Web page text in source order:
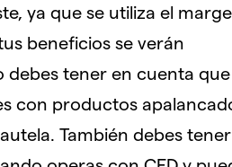
ya que se utiliza el
beneficios se verán
tener en cuenta que
con productos
También debes